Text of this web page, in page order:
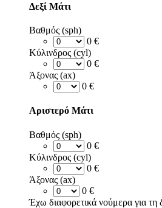
Δεξί Μάτι
Βαθμός (sph)
0 €
Κύλινδρος (cyl)
0 €
Άξονας (ax)
0 €
Αριστερό Μάτι
Βαθμός (sph)
0 €
Κύλινδρος (cyl)
0 €
Άξονας (ax)
0 €
Έχω διαφορετικά νούμερα για τη